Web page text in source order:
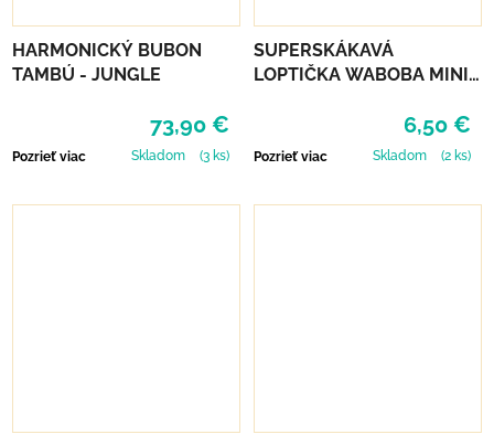
HARMONICKÝ BUBON
TAMBÚ - JUNGLE
73,90 €
Pozrieť viac Skladom (3 ks)
SUPERSKÁKAVÁ
LOPTIČKA WABOBA MINI
6,50 €
Pozrieť viac Skladom (2 ks)